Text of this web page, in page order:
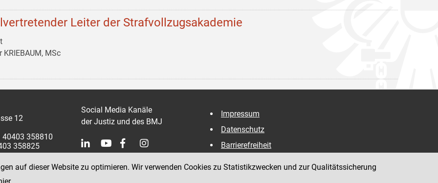
Leiter der Strafvollzugsakademie
KRIEBAUM, MSc
12
40403 358810
358825
Social Media Kanäle
der Justiz und des BMJ
Impressum
Datenschutz
Barrierefreiheit
auf dieser Website zu optimieren. Wir verwenden Cookies zu Statistikzwecken und zur Qualitätssicherung